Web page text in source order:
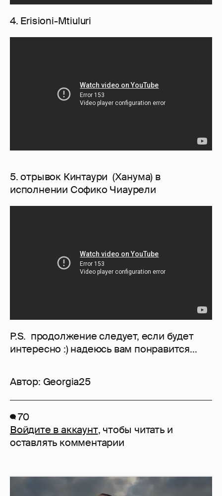
4. Erisioni-Mtiuluri
5. отрывок Кинтаури (Ханума) в
исполнении Софико Чиаурели
P.S. продолжение следует, если будет
интересно :) надеюсь вам понравится...
Автор: Georgia25
70
Войдите в аккаунт, чтобы читать и
оставлять комментарии